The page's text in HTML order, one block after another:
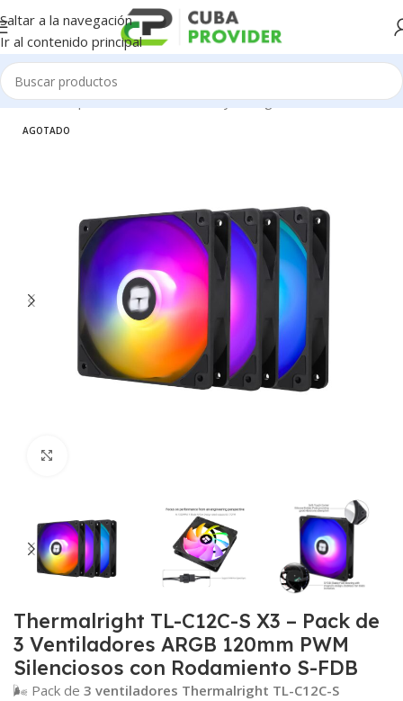
Saltar a la navegación
Ir al contenido principal
Inicio/Componentes de PC/Fanes y Refrigeración
AGOTADO
Thermalright TL-C12C-S X3 – Pack de
3 Ventiladores ARGB 120mm PWM
Silenciosos con Rodamiento S-FDB
🌬️ Pack de 3 ventiladores Thermalright TL-C12C-S